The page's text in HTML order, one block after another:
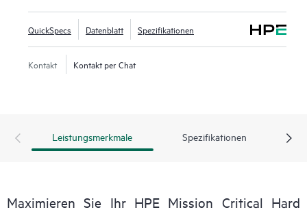
QuickSpecs Datenblatt Spezifikationen
Kontakt Kontakt per Chat
Leistungsmerkmale Spezifikationen
Maximieren Sie Ihr HPE Mission Critical Hard